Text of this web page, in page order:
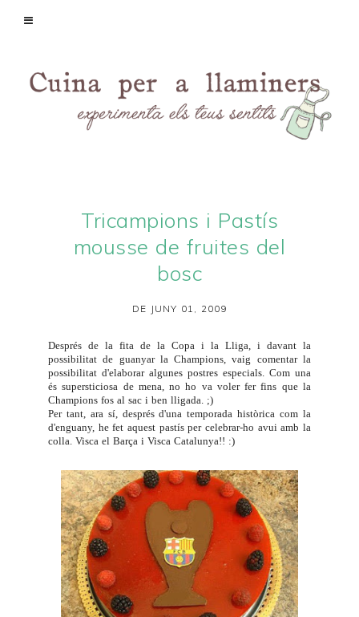
Tricampions i Pastís
mousse de fruites del
bosc
DE JUNY 01, 2009
Després de la fita de la Copa i la Lliga , i davant la
possibilitat de guanyar la Champions, vaig comentar la
possibilitat d'elaborar algunes postres especials. Com una
és supersticiosa de mena, no ho va voler fer fins que la
Champions fos al sac i ben lligada. ;)
Per tant, ara sí, després d'una temporada històrica com la
d'enguany, he fet aquest pastís per celebrar-ho avui amb la
colla. Visca el Barça i Visca Catalunya!! :)